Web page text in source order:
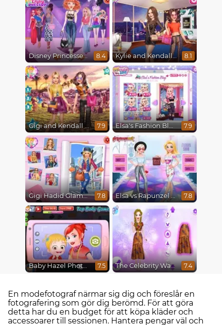
Disney Princesses Runway Show 8.4 Kylie and Kendall Sisters Break Up 8.1
Gigi and Kendall Fashionistas 7.9 Elsa's Fashion Blog 7.9
Gigi Hadid Glamourous Lifestyle 7.8 Elsa vs Rapunzel Fashion Game 7.8
Baby Hazel Photoshoot 7.5 The Celebrity Way Of Life 7.4
En modefotograf närmar sig dig och föreslår en
fotografering som gör dig berömd. För att göra
detta har du en budget för att köpa kläder och
accessoarer till sessionen. Hantera pengar väl och